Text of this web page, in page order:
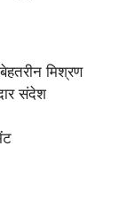
मिश्रण
संदेश